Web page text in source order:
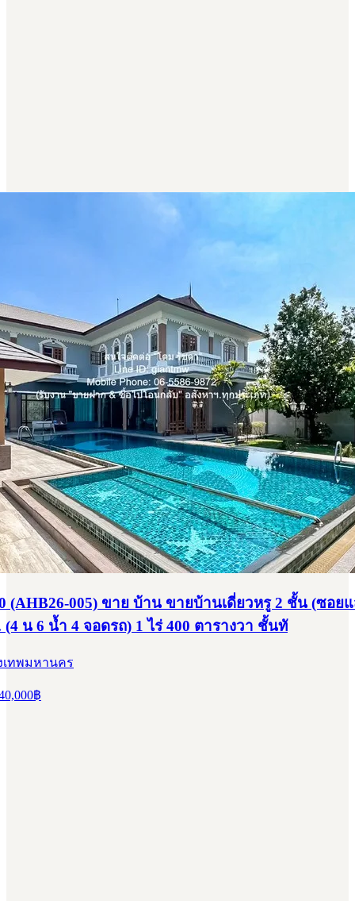
(AHB26-005) ขาย บ้าน ขายบ้านเดี่ยวหรู 2 ชั้น (ซอย
(4 น 6 น้ำ 4 จอดรถ) 1 ไร่ 400 ตารางวา ชั้นทั
เทพมหานคร
฿